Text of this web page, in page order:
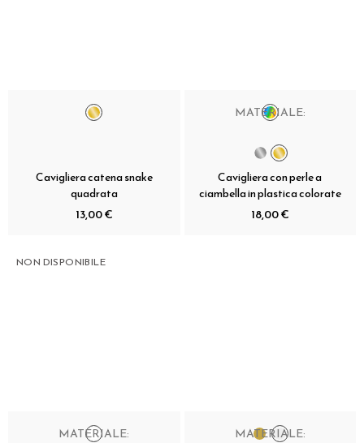
Cavigliera catena snake
quadrata
13,00 €
MATERIALE:
Cavigliera con perle a
ciambella in plastica colorate
18,00 €
NON DISPONIBILE
MATERIALE: MATERIALE: